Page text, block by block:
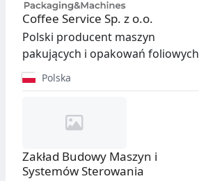
Coffee Service Sp. z o.o.
Polski producent maszyn
pakujących i opakowań foliowych
Polska
Zakład Budowy Maszyn i
Systemów Sterowania